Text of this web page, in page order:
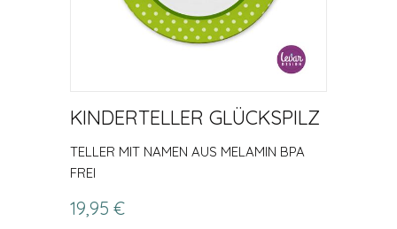
KINDERTELLER GLÜCKSPILZ
TELLER MIT NAMEN AUS MELAMIN BPA
FREI
19,95 €